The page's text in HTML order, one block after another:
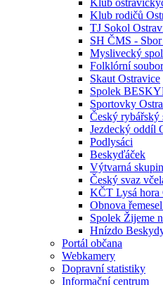
Klub
Klub rodičů
TJ Sokol
SH ČMS -
Myslivecký
Folklórní
Skaut Ostravice
Spolek
Sportovky
Český rybářský
Jezdecký oddíl
Podlysáci
Beskyďáček
Výtvarná
Český svaz
KČT Lysá hora
Obnova
Spolek Žijeme
Hnízdo
Portál občana
Webkamery
Dopravní statistiky
Informační centrum